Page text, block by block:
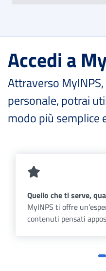
Accedi a
Attraverso
personale, potrai
modo più semplice
Quello che ti serve,
MyINPS ti offre
contenuti pensati